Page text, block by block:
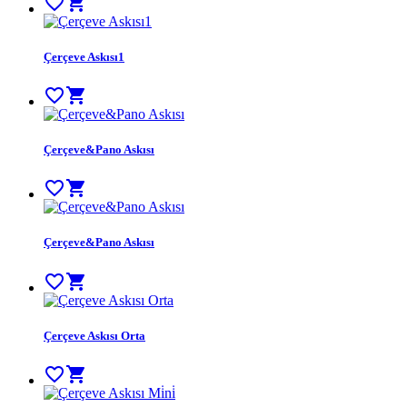
Çerçeve Askısı1
favorite_bordershopping_cart
Çerçeve&Pano Askısı
favorite_bordershopping_cart
Çerçeve&Pano Askısı
favorite_bordershopping_cart
Çerçeve Askısı Orta
favorite_bordershopping_cart